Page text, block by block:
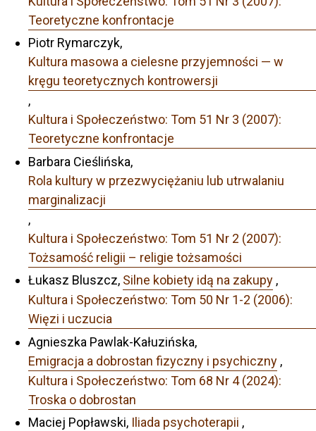
Teoretyczne konfrontacje
Piotr Rymarczyk,
Kultura masowa a cielesne przyjemności — w
kręgu teoretycznych kontrowersji
,
Kultura i Społeczeństwo: Tom 51 Nr 3 (2007):
Teoretyczne konfrontacje
Barbara Cieślińska,
Rola kultury w przezwyciężaniu lub utrwalaniu
marginalizacji
,
Kultura i Społeczeństwo: Tom 51 Nr 2 (2007):
Tożsamość religii – religie tożsamości
Łukasz Bluszcz, Silne kobiety idą na zakupy ,
Kultura i Społeczeństwo: Tom 50 Nr 1-2 (2006):
Więzi i uczucia
Agnieszka Pawlak-Kałuzińska,
Emigracja a dobrostan fizyczny i psychiczny ,
Kultura i Społeczeństwo: Tom 68 Nr 4 (2024):
Troska o dobrostan
Maciej Popławski, Iliada psychoterapii ,